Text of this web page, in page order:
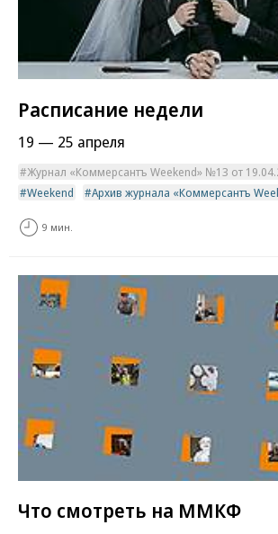
Расписание недели
19 — 25 апреля
Журнал «Коммерсантъ Weekend» №13 от
Weekend
Архив журнала «Коммерсантъ
9 мин.
Что смотреть на ММКФ